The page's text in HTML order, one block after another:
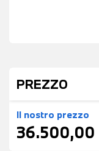
PREZZO
Il nostro prezzo
36.500,00